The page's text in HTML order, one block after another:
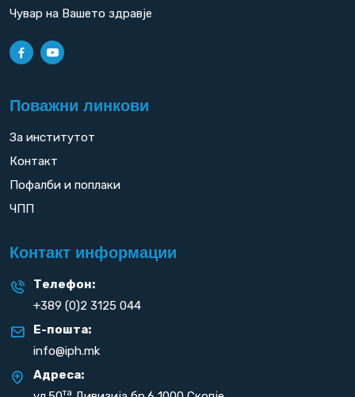
Чувар на Вашето здравје
Поважни линкови
За институтот
Контакт
Пофалби и поплаки
ЧПП
Контакт информации
Телефон:
+389 (0)2 3125 044
Е-пошта:
info@iph.mk
Адреса:
та